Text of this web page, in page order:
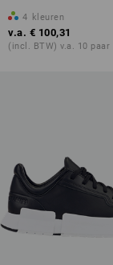
4 kleuren
v.a. € 100,31
(incl. BTW) v.a. 10 paar